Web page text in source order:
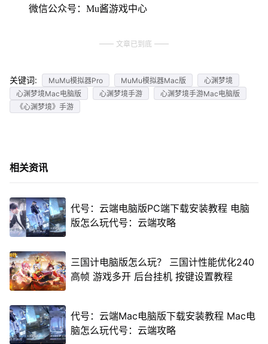
微信公众号：Mu酱游戏中心
文章已到底
关键词: MuMu模拟器Pro MuMu模拟器Mac版
心渊梦境
心渊梦境Mac电脑版
心渊梦境手游
心渊梦境手游Mac电脑版
《心渊梦境》手游
相关资讯
代号：云端电脑版PC端下载安装教程 电脑
版怎么玩代号：云端攻略
三国计电脑版怎么玩？ 三国计性能优化240
高帧 游戏多开 后台挂机 按键设置教程
代号：云端Mac电脑版下载安装教程 Mac电
脑怎么玩代号：云端攻略